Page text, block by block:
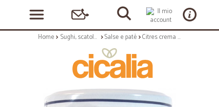
Home Sughi, scatolame e condimenti Salse e patè Citres crema pistacchio salato gr.200